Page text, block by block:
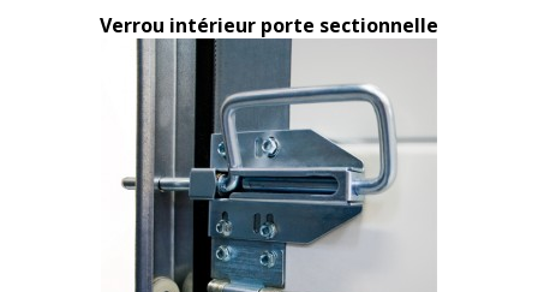
Verrou intérieur porte sectionnelle